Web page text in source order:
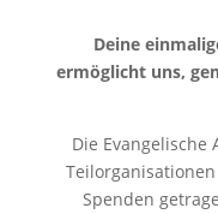
Deine
ermöglicht uns,
Die
Spenden